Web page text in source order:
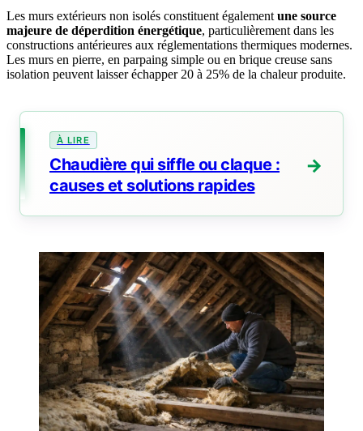
Les murs extérieurs non isolés constituent également une source
majeure de déperdition énergétique, particulièrement dans les
constructions antérieures aux réglementations thermiques modernes.
Les murs en pierre, en parpaing simple ou en brique creuse sans
isolation peuvent laisser échapper 20 à 25% de la chaleur produite.
Chaudière qui siffle ou claque :
causes et solutions rapides